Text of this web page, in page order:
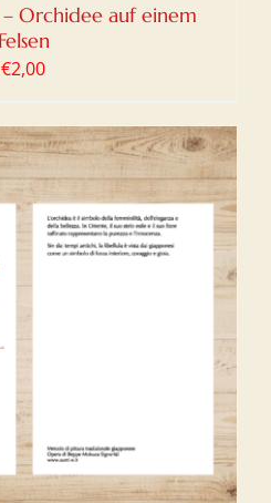
– Orchidee auf einem
Felsen
€2,00